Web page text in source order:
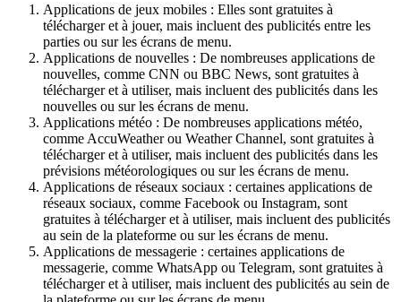
Applications de jeux mobiles : Elles sont gratuites à
télécharger et à jouer, mais incluent des publicités entre les
parties ou sur les écrans de menu.
Applications de nouvelles : De nombreuses applications de
nouvelles, comme CNN ou BBC News, sont gratuites à
télécharger et à utiliser, mais incluent des publicités dans les
nouvelles ou sur les écrans de menu.
Applications météo : De nombreuses applications météo,
comme AccuWeather ou Weather Channel, sont gratuites à
télécharger et à utiliser, mais incluent des publicités dans les
prévisions météorologiques ou sur les écrans de menu.
Applications de réseaux sociaux : certaines applications de
réseaux sociaux, comme Facebook ou Instagram, sont
gratuites à télécharger et à utiliser, mais incluent des publicités
au sein de la plateforme ou sur les écrans de menu.
Applications de messagerie : certaines applications de
messagerie, comme WhatsApp ou Telegram, sont gratuites à
télécharger et à utiliser, mais incluent des publicités au sein de